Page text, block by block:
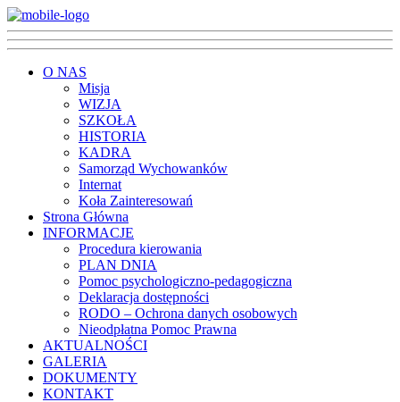
O NAS
Misja
WIZJA
SZKOŁA
HISTORIA
KADRA
Samorząd Wychowanków
Internat
Koła Zainteresowań
Strona Główna
INFORMACJE
Procedura kierowania
PLAN DNIA
Pomoc psychologiczno-pedagogiczna
Deklaracja dostępności
RODO – Ochrona danych osobowych
Nieodpłatna Pomoc Prawna
AKTUALNOŚCI
GALERIA
DOKUMENTY
KONTAKT